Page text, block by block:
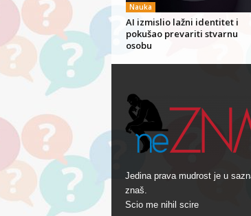
Nauka
AI izmislio lažni identitet i
pokušao prevariti stvarnu
osobu
Jedina prava mudrost je u
znaš.
Scio me nihil scire